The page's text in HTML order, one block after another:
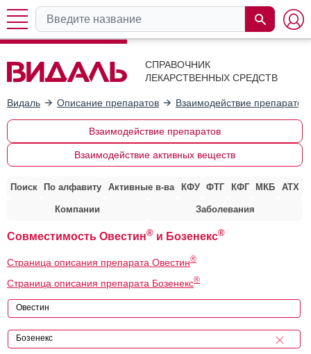
СПРАВОЧНИК
ЛЕКАРСТВЕННЫХ СРЕДСТВ
Видаль Описание препаратов Взаимодействие препаратов
Взаимодействие препаратов
Взаимодействие активных веществ
Поиск По алфавиту Активные в-ва КФУ ФТГ КФГ МКБ АТХ
Компании Заболевания
Совместимость Овестин® и Бозенекс®
Страница описания препарата Овестин®
Страница описания препарата Бозенекс®